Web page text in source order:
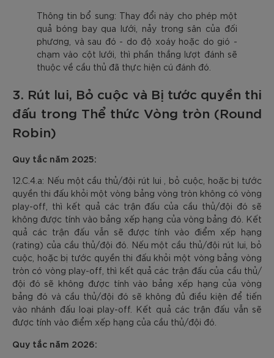
Thông tin bổ sung: Thay đổi này cho phép một
quả bóng bay qua lưới, nảy trong sân của đối
phương, và sau đó - do độ xoáy hoặc do gió -
chạm vào cột lưới, thì phần thắng lượt đánh sẽ
thuộc về cầu thủ đã thực hiện cú đánh đó.
3. Rút lui, Bỏ cuộc và Bị tước quyền thi
đấu trong Thể thức Vòng tròn (Round
Robin)
Quy tắc năm 2025:
12.C.4.a: Nếu một cầu thủ/đội rút lui , bỏ cuộc, hoặc bị tước
quyền thi đấu khỏi một vòng bảng vòng tròn không có vòng
play-off, thì kết quả các trận đấu của cầu thủ/đội đó sẽ
không được tính vào bảng xếp hạng của vòng bảng đó. Kết
quả các trận đấu vẫn sẽ được tính vào điểm xếp hạng
(rating) của cầu thủ/đội đó. Nếu một cầu thủ/đội rút lui, bỏ
cuộc, hoặc bị tước quyền thi đấu khỏi một vòng bảng vòng
tròn có vòng play-off, thì kết quả các trận đấu của cầu thủ/
đội đó sẽ không được tính vào bảng xếp hạng của vòng
bảng đó và cầu thủ/đội đó sẽ không đủ điều kiện để tiến
vào nhánh đấu loại play-off. Kết quả các trận đấu vẫn sẽ
được tính vào điểm xếp hạng của cầu thủ/đội đó.
Quy tắc năm 2026: